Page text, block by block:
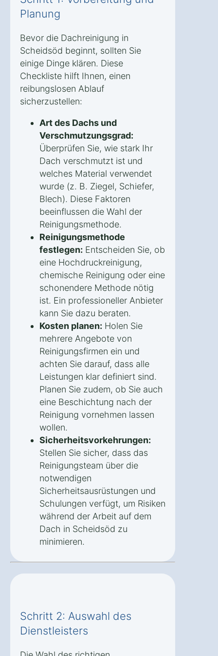
Planung
Bevor die Dachreinigung in
Scheidsöd beginnt, sollten Sie
einige Dinge klären. Diese
Checkliste hilft Ihnen, einen
reibungslosen Ablauf
sicherzustellen:
Art des Dachs und
Verschmutzungsgrad:
Überprüfen Sie, wie stark Ihr
Dach verschmutzt ist und
welches Material verwendet
wurde (z. B. Ziegel, Schiefer,
Blech). Diese Faktoren
beeinflussen die Wahl der
Reinigungsmethode.
Reinigungsmethode
festlegen: Entscheiden Sie, ob
eine Hochdruckreinigung,
chemische Reinigung oder eine
schonendere Methode nötig
ist. Ein professioneller Anbieter
kann Sie dazu beraten.
Kosten planen: Holen Sie
mehrere Angebote von
Reinigungsfirmen ein und
achten Sie darauf, dass alle
Leistungen klar definiert sind.
Planen Sie zudem, ob Sie auch
eine Beschichtung nach der
Reinigung vornehmen lassen
wollen.
Sicherheitsvorkehrungen:
Stellen Sie sicher, dass das
Reinigungsteam über die
notwendigen
Sicherheitsausrüstungen und
Schulungen verfügt, um Risiken
während der Arbeit auf dem
Dach in Scheidsöd zu
minimieren.
Schritt 2: Auswahl des
Dienstleisters